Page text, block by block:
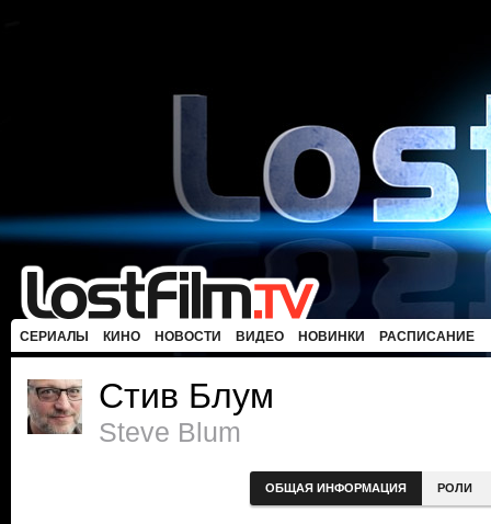
СЕРИАЛЫ КИНО НОВОСТИ ВИДЕО НОВИНКИ РАСПИСАНИЕ
Стив Блум
Steve Blum
ОБЩАЯ ИНФОРМАЦИЯ РОЛИ